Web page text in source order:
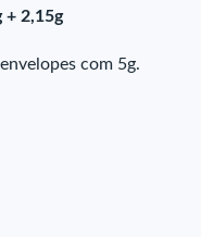
+ 2,15g
com 5g.